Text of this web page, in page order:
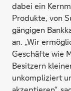
dabei ein
Produkte, von
gängigen
an. „Wir
Geschäfte wie
Besitzern
unkompliziert